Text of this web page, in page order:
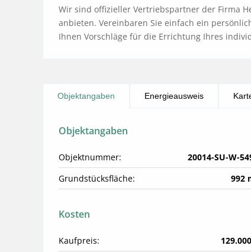
Wir sind offizieller Vertriebspartner der Firma
anbieten. Vereinbaren Sie einfach ein
Ihnen Vorschläge für die Errichtung Ihres
Objektangaben Energieausweis
Objektangaben
Objektnummer:
20014-SU-W-
Grundstücksfläche:
992
Kosten
Kaufpreis: